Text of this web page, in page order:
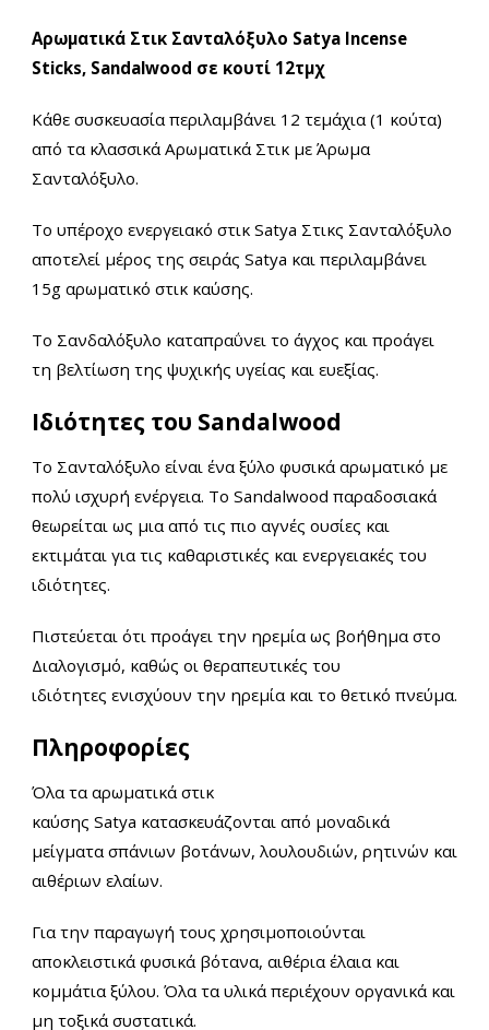
Αρωματικά Στικ Σανταλόξυλο Satya Incense
Sticks, Sandalwood σε κουτί 12τμχ
Κάθε συσκευασία περιλαμβάνει 12 τεμάχια (1 κούτα)
από τα κλασσικά Αρωματικά Στικ με Άρωμα
Σανταλόξυλο.
Tο υπέροχο ενεργειακό στικ Satya Στικς Σανταλόξυλο
αποτελεί μέρος της σειράς Satya και περιλαμβάνει
15g αρωματικό στικ καύσης.
Το Σανδαλόξυλο καταπραΰνει το άγχος και προάγει
τη βελτίωση της ψυχικής υγείας και ευεξίας.
Ιδιότητες του Sandalwood
Το Σανταλόξυλο είναι ένα ξύλο φυσικά αρωματικό με
πολύ ισχυρή ενέργεια. Το Sandalwood παραδοσιακά
θεωρείται ως μια από τις πιο αγνές ουσίες και
εκτιμάται για τις καθαριστικές και ενεργειακές του
ιδιότητες.
Πιστεύεται ότι προάγει την ηρεμία ως βοήθημα στο
Διαλογισμό, καθώς οι θεραπευτικές του
ιδιότητες ενισχύουν την ηρεμία και το θετικό πνεύμα.
Πληροφορίες
Όλα τα αρωματικά στικ
καύσης Satya κατασκευάζονται από μοναδικά
μείγματα σπάνιων βοτάνων, λουλουδιών, ρητινών και
αιθέριων ελαίων.
Για την παραγωγή τους χρησιμοποιούνται
αποκλειστικά φυσικά βότανα, αιθέρια έλαια και
κομμάτια ξύλου. Όλα τα υλικά περιέχουν οργανικά και
μη τοξικά συστατικά.